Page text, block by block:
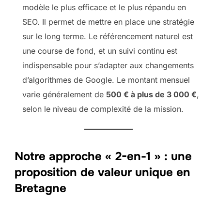
modèle le plus efficace et le plus répandu en
SEO. Il permet de mettre en place une stratégie
sur le long terme. Le référencement naturel est
une course de fond, et un suivi continu est
indispensable pour s’adapter aux changements
d’algorithmes de Google. Le montant mensuel
varie généralement de 500 € à plus de 3 000 €,
selon le niveau de complexité de la mission.
Notre approche « 2-en-1 » : une
proposition de valeur unique en
Bretagne